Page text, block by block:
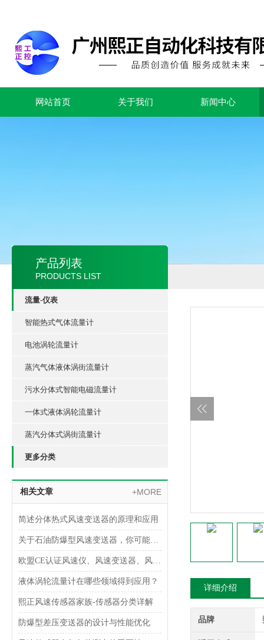
网站首页 关于我们 新闻中心
产品列表
PRODUCTS LIST
流量-仪表
智能热式气体流量计
电池涡轮流量计
蒸汽气体液体涡街流量计
污水分体式智能电磁流量计
一体式液体涡轮流量计
蒸汽分体式涡街流量计
更多分类
相关文章 +MORE
简述分体热式风速变送器的原理和应用
关于石油防爆型风速变送器，你可能想了解这些内容！
欧盟CE认证风速仪、风速变送器、风速传感器的用处
液体涡轮流量计在哪些领域得到应用？
熙正风速传感器家族-传感器分类详解
防爆型差压变送器的设计与性能优化
详细介绍
品牌